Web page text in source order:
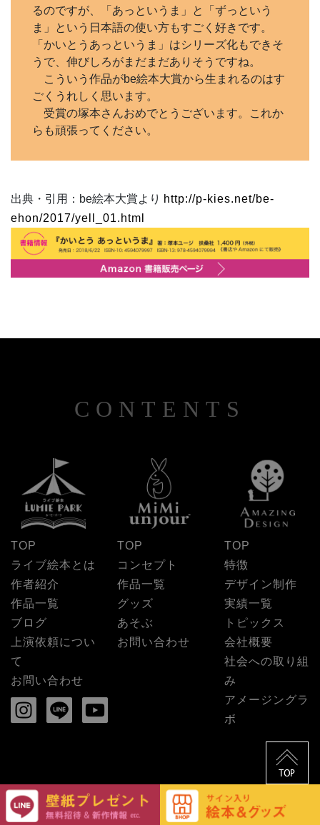
るのですが、「あっというま」と「ずっという
ま」という日本語の使い方もすごく好きです。
「かいとうあっというま」はシリーズ化もできそ
うで、伸びしろがまだまだありそうですね。
こういう作品がbe絵本大賞から生まれるのはす
ごくうれしく思います。
受賞の塚本さんおめでとうございます。これか
らも頑張ってください。
出典・引用：be絵本大賞より http://p-kies.net/be-
ehon/2017/yell_01.html
CONTENTS
TOP
ライブ絵本とは
作者紹介
作品一覧
ブログ
上演依頼につい
て
お問い合わせ
TOP
コンセプト
作品一覧
グッズ
あそぶ
お問い合わせ
TOP
特徴
デザイン制作
実績一覧
トピックス
会社概要
社会への取り組
み
アメージングラ
ボ
Copyright (c) AMAZING DESIGN All Rights Reserved.